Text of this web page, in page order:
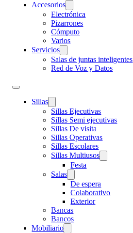
Accesorios
Electrónica
Pizarrones
Cómputo
Varios
Servicios
Salas de juntas inteligentes
Red de Voz y Datos
Sillas
Sillas Ejecutivas
Sillas Semi ejecutivas
Sillas De visita
Sillas Operativas
Sillas Escolares
Sillas Multiusos
Festa
Salas
De espera
Colaborativo
Exterior
Bancas
Bancos
Mobiliario